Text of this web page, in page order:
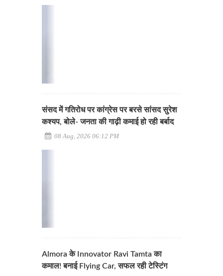
संसद में गतिरोध पर कांग्रेस पर बरसे सांसद सुरेश
कश्यप, बोले- जनता की गाढ़ी कमाई हो रही बर्बाद
08 Aug, 2026 06:12 PM
Almora के Innovator Ravi Tamta का
कमाल! बनाई Flying Car, सफल रही टेस्टिंग